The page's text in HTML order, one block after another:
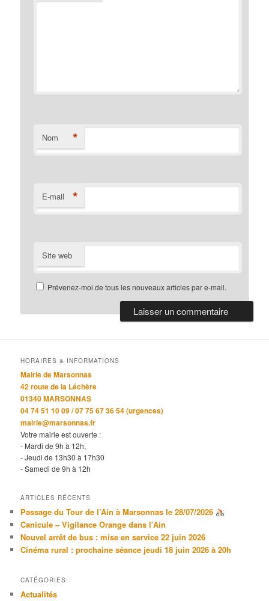
Nom *
E-mail *
Site web
Prévenez-moi de tous les nouveaux articles par e-mail.
HORAIRES & INFORMATIONS
Mairie de Marsonnas
42 route de la Léchère
01340 MARSONNAS
04 74 51 10 09 / 07 75 67 36 54 (urgences)
mairie@marsonnas.fr
Votre mairie est ouverte :
- Mardi de 9h à 12h,
- Jeudi de 13h30 à 17h30
- Samedi de 9h à 12h
ARTICLES RÉCENTS
Passage du Tour de l’Ain à Marsonnas le 28/07/2026
Canicule – Vigilance Orange dans l’Ain
Nouvel arrêt de bus : mise en service 22 juin 2026
Cinéma rural : prochaine séance jeudi 18 juin 2026 à 20h
CATÉGORIES
Actualités